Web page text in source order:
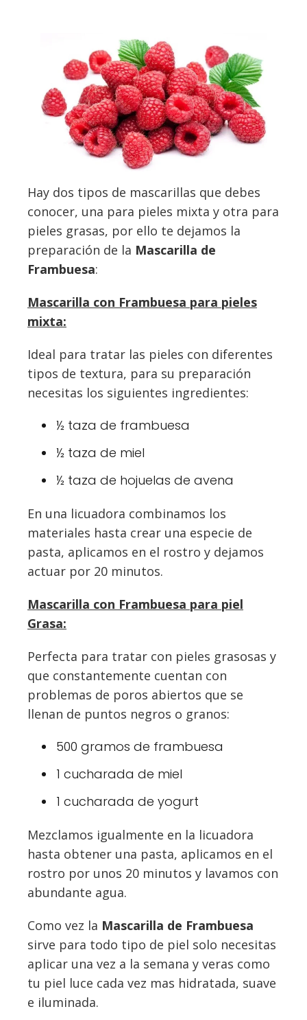
Hay dos tipos de mascarillas que debes
conocer, una para pieles mixta y otra para
pieles grasas, por ello te dejamos la
preparación de la Mascarilla de
Frambuesa:
Mascarilla con Frambuesa para pieles
mixta:
Ideal para tratar las pieles con diferentes
tipos de textura, para su preparación
necesitas los siguientes ingredientes:
½ taza de frambuesa
½ taza de miel
½ taza de hojuelas de avena
En una licuadora combinamos los
materiales hasta crear una especie de
pasta, aplicamos en el rostro y dejamos
actuar por 20 minutos.
Mascarilla con Frambuesa para piel
Grasa:
Perfecta para tratar con pieles grasosas y
que constantemente cuentan con
problemas de poros abiertos que se
llenan de puntos negros o granos:
500 gramos de frambuesa
1 cucharada de miel
1 cucharada de yogurt
Mezclamos igualmente en la licuadora
hasta obtener una pasta, aplicamos en el
rostro por unos 20 minutos y lavamos con
abundante agua.
Como vez la Mascarilla de Frambuesa
sirve para todo tipo de piel solo necesitas
aplicar una vez a la semana y veras como
tu piel luce cada vez mas hidratada, suave
e iluminada.